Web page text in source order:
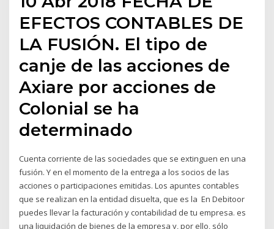
EFECTOS CONTABLES DE
LA FUSIÓN. El tipo de
canje de las acciones de
Axiare por acciones de
Colonial se ha
determinado
Cuenta corriente de las sociedades que se extinguen en una
fusión. Y en el momento de la entrega a los socios de las
acciones o participaciones emitidas. Los apuntes contables
que se realizan en la entidad disuelta, que es la En Debitoor
puedes llevar la facturación y contabilidad de tu empresa. es
una liquidación de bienes de la empresa y, por ello, sólo